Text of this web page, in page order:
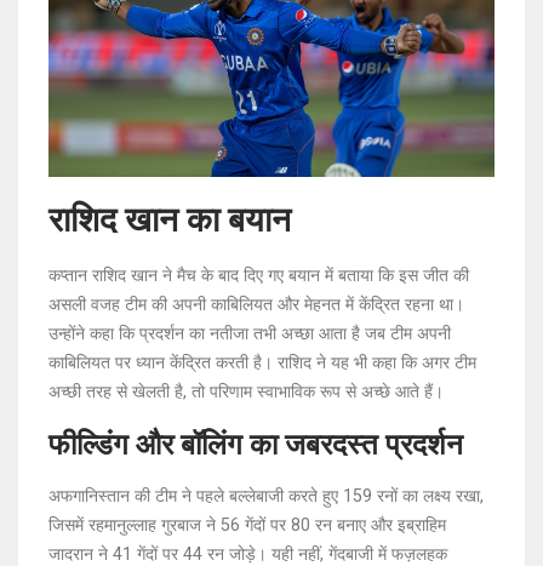
राशिद खान का बयान
कप्तान राशिद खान ने मैच के बाद दिए गए बयान में बताया कि इस जीत की
असली वजह टीम की अपनी काबिलियत और मेहनत में केंद्रित रहना था।
उन्होंने कहा कि प्रदर्शन का नतीजा तभी अच्छा आता है जब टीम अपनी
काबिलियत पर ध्यान केंद्रित करती है। राशिद ने यह भी कहा कि अगर टीम
अच्छी तरह से खेलती है, तो परिणाम स्वाभाविक रूप से अच्छे आते हैं।
फील्डिंग और बॉलिंग का जबरदस्त प्रदर्शन
अफगानिस्तान की टीम ने पहले बल्लेबाजी करते हुए 159 रनों का लक्ष्य रखा,
जिसमें रहमानुल्लाह गुरबाज ने 56 गेंदों पर 80 रन बनाए और इब्राहिम
जादरान ने 41 गेंदों पर 44 रन जोड़े। यही नहीं, गेंदबाजी में फज़लहक